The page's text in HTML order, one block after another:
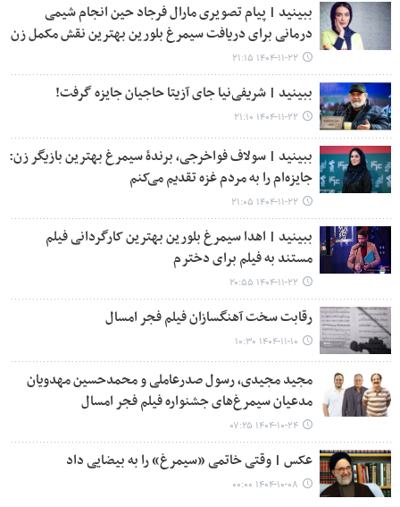
ببینید | پیام تصویری مارال فرجاد حین انجام شیمی
درمانی برای دریافت سیمرغ بلورین بهترین نقش مکمل زن
۱۴۰۴-۱۱-۲۲ ۲۱:۱۵
ببینید | شریفی‌نیا جای آزیتا حاجیان جایزه گرفت!
۱۴۰۴-۱۱-۲۲ ۲۱:۱۰
ببینید | سولاف فواخرجی، برندۀ سیمرغ بهترین بازیگر زن:
جایزه‌ام را به مردم غزه تقدیم می‌کنم
۱۴۰۴-۱۱-۲۲ ۲۱:۰۵
ببینید | اهدا سیمرغ بلورین بهترین کارگردانی فیلم
مستند به فیلم برای دخترم
۱۴۰۴-۱۱-۲۲ ۲۰:۵۵
رقابت سخت آهنگسازان فیلم فجر امسال
۱۴۰۴-۱۱-۱۰ ۱۰:۳۰
مجید مجیدی‌، رسول صدرعاملی و محمدحسین مهدویان
‌مدعیان سیمرغ‌های جشنواره فیلم فجر امسال
۱۴۰۴-۱۰-۲۴ ۰۷:۲۵
عکس | وقتی خاتمی «سیمرغ» را به بیضایی داد
۱۴۰۴-۱۰-۰۸ ۰۰:۰۰